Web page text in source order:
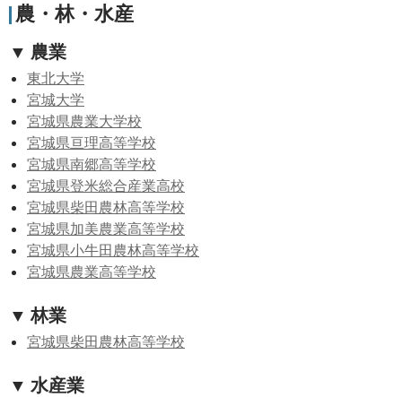
農・林・水産
▼ 農業
東北大学
宮城大学
宮城県農業大学校
宮城県亘理高等学校
宮城県南郷高等学校
宮城県登米総合産業高校
宮城県柴田農林高等学校
宮城県加美農業高等学校
宮城県小牛田農林高等学校
宮城県農業高等学校
▼ 林業
宮城県柴田農林高等学校
▼ 水産業